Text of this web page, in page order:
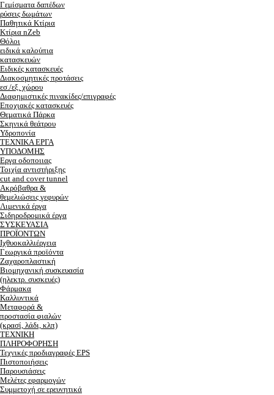
Γεμίσματα δαπέδων
ρύσεις δωμάτων
Παθητικά Κτίρια
Κτίρια nZeb
Θόλοι
ειδικά καλούπια
κατασκευών
Ειδικές κατασκευές
Διακοσμητικές προτάσεις
εσ./εξ. χώρου
Διαφημιστικές πινακίδες/επιγραφές
Εποχιακές κατασκευές
Θεματικά Πάρκα
Σκηνικά θεάτρου
Υδροπονία
ΤΕΧΝΙΚΑ ΕΡΓΑ
ΥΠΟΔΟΜΗΣ
Εργα οδοποιιας
Τοιχία αντιστήριξης
cut and cover tunnel
Ακρόβαθρα &
θεμελιώσεις γεφυρών
Λιμενικά έργα
Σιδηροδρομικά έργα
ΣΥΣΚΕΥΑΣΙΑ
ΠΡΟΪΟΝΤΩΝ
Ιχθυοκαλλιέργεια
Γεωργικά προϊόντα
Ζαχαροπλαστική
Βιομηχανική συσκευασία
(ηλεκτρ. συσκευές)
Φάρμακα
Καλλυντικά
Μεταφορά &
προστασία φιαλών
(κρασί, λάδι, κλπ)
ΤΕΧΝΙΚΗ
ΠΛΗΡΟΦΟΡΗΣΗ
Τεχνικές προδιαγραφές EPS
Πιστοποιήσεις
Παρουσιάσεις
Μελέτες εφαρμογών
Συμμετοχή σε ερευνητικά